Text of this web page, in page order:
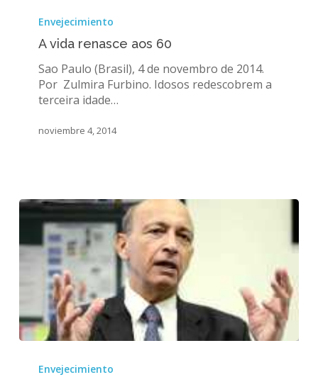
vidaEnvejecimiento
A vida renasce aos 60
Sao Paulo (Brasil), 4 de novembro de 2014.
Por Zulmira Furbino. Idosos redescobrem a
terceira idade…
noviembre 4, 2014
revolução
Envejecimiento